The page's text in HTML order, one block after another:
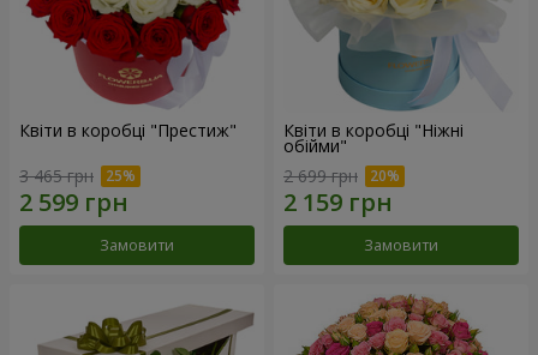
Квіти в коробці "Престиж"
3 465 грн
Замовити
Квіти в коробці "Ніжні
обійми"
2 699 грн
Замовити